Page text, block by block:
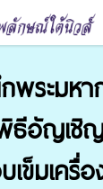
กพระม
ธีอัญเชิ
ข็มเครื่